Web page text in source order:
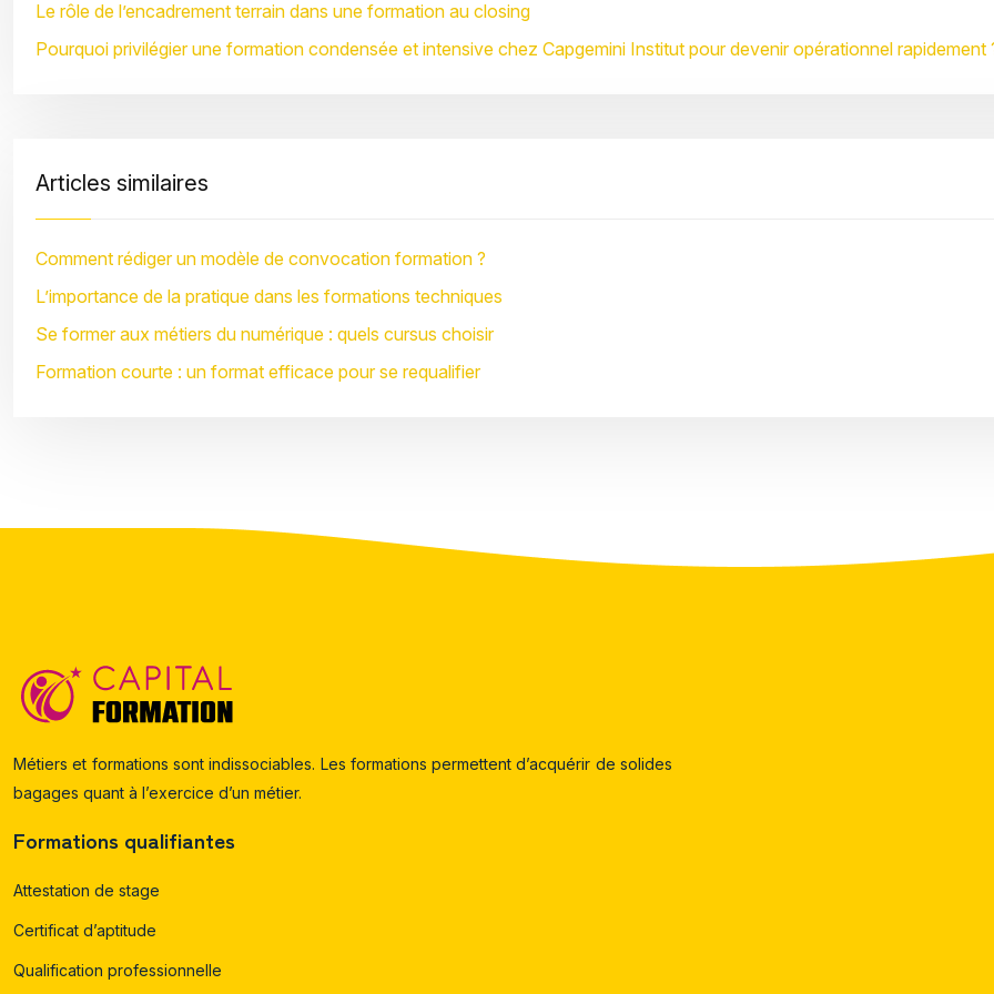
Le rôle de l’encadrement terrain dans une formation au closing
Pourquoi privilégier une formation condensée et intensive chez Capgemini Institut pour devenir opérationnel rapidement
Articles similaires
Comment rédiger un modèle de convocation formation ?
L’importance de la pratique dans les formations techniques
Se former aux métiers du numérique : quels cursus choisir
Formation courte : un format efficace pour se requalifier
Métiers et formations sont indissociables. Les formations permettent d’acquérir de solides
bagages quant à l’exercice d’un métier.
Formations qualifiantes
Attestation de stage
Certificat d’aptitude
Qualification professionnelle